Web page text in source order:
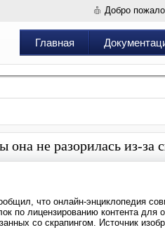
Добро
Главная
не разорилась из-за
что онлайн-энциклопедия
по лицензированию контента для
со скрапингом. Источник